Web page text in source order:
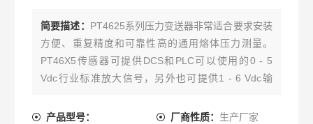
简要描述： PT4625系列压力变送器非常适合要求安装
方便、重复精度和可靠性高的通用熔体压力测量。
PT46X5传感器可提供DCS和PLC可以使用的0 - 5
Vdc行业标准放大信号，另外也可提供1 - 6 Vdc输
使变送器能够适应过程条件
产品型号： 厂商性质： 生产厂家